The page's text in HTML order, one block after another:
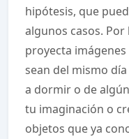
hipótesis, que
algunos casos.
proyecta
sean del mismo
a dormir o de
tu imaginación o
objetos que ya